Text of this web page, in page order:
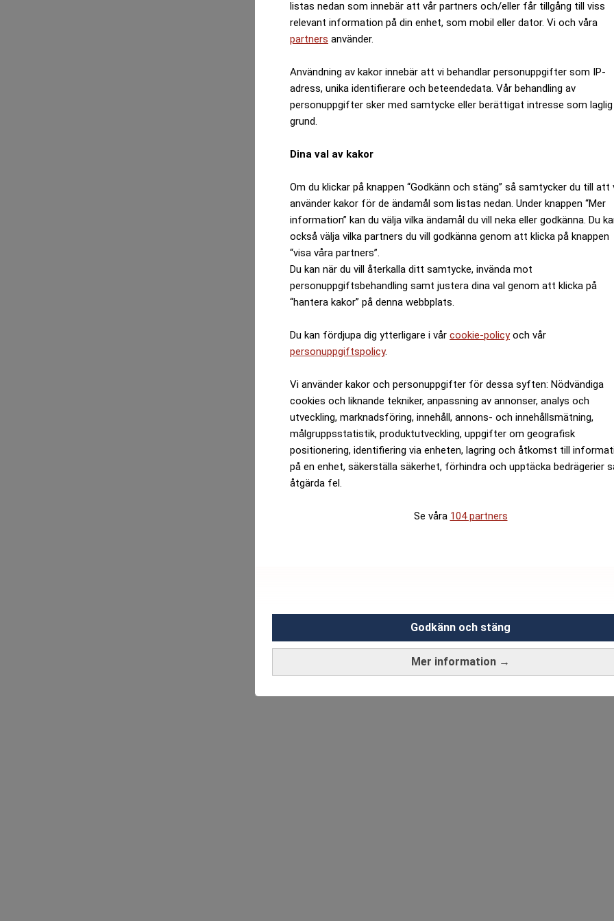
listas nedan som innebär att vår partners och/eller får tillgång till viss
relevant information på din enhet, som mobil eller dator. Vi och våra
partners använder.
Användning av kakor innebär att vi behandlar personuppgifter som IP-
adress, unika identifierare och beteendedata. Vår behandling av
personuppgifter sker med samtycke eller berättigat intresse som laglig
grund.
Dina val av kakor
Om du klickar på knappen “Godkänn och stäng” så samtycker du till att
använder kakor för de ändamål som listas nedan. Under knappen “Mer
information” kan du välja vilka ändamål du vill neka eller godkänna. Du
också välja vilka partners du vill godkänna genom att klicka på knappen
“visa våra partners”.
Du kan när du vill återkalla ditt samtycke, invända mot
personuppgiftsbehandling samt justera dina val genom att klicka på
“hantera kakor” på denna webbplats.
Du kan fördjupa dig ytterligare i vår cookie-policyoch vår
personuppgiftspolicy.
Vi använder kakor och personuppgifter för dessa syften: Nödvändiga
cookies och liknande tekniker, anpassning av annonser, analys och
utveckling, marknadsföring, innehåll, annons- och innehållsmätning,
målgruppsstatistik, produktutveckling, uppgifter om geografisk
positionering, identifiering via enheten, lagring och åtkomst till
på en enhet, säkerställa säkerhet, förhindra och upptäcka bedrägerier
åtgärda fel.
Se våra 104 partners
Mer information →
Godkänn och stäng